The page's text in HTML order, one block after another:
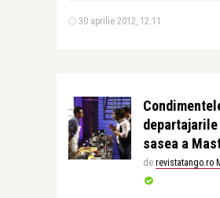
30 aprilie 2012, 12:11
sasea a
de revistatango.ro